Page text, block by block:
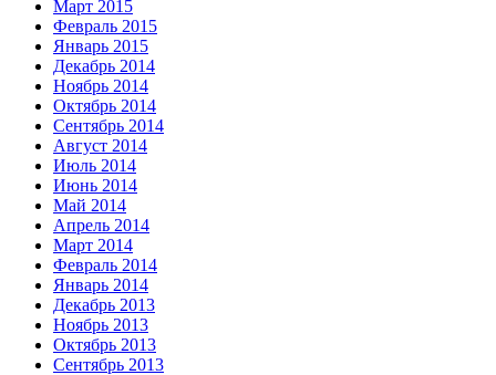
Март 2015
Февраль 2015
Январь 2015
Декабрь 2014
Ноябрь 2014
Октябрь 2014
Сентябрь 2014
Август 2014
Июль 2014
Июнь 2014
Май 2014
Апрель 2014
Март 2014
Февраль 2014
Январь 2014
Декабрь 2013
Ноябрь 2013
Октябрь 2013
Сентябрь 2013